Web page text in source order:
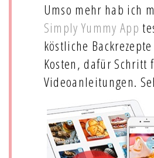
Umso mehr hab ich
Simply Yummy App
köstliche
Kosten, dafür
Videoanleitungen.